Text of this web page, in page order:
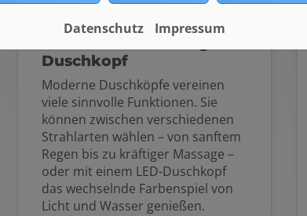
Duschkopf
Moderne Duschköpfe vereinen
viele sinnvolle Funktionen. Sie
können zwischen verschiedenen
Strahlarten wählen – von sanftem
Regen bis zu kräftiger Massage –
oder mit einem LED-Duschkopf
das wechselnde Farbenspiel von
Licht und Wasser genießen.
Datenschutz Impressum